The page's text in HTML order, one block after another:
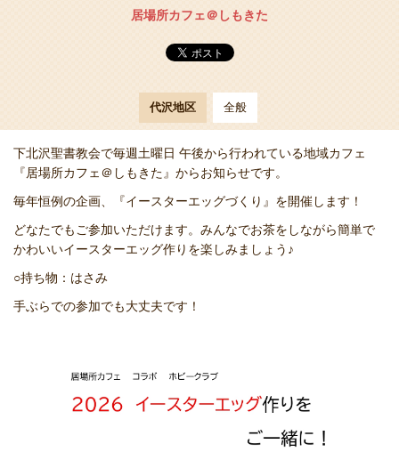
居場所カフェ＠しもきた
代沢地区 全般
下北沢聖書教会で毎週土曜日 午後から行われている地域カフェ
『居場所カフェ＠しもきた』からお知らせです。
毎年恒例の企画、『イースターエッグづくり』を開催します！
どなたでもご参加いただけます。みんなでお茶をしながら簡単で
かわいいイースターエッグ作りを楽しみましょう♪
○持ち物：はさみ
手ぶらでの参加でも大丈夫です！